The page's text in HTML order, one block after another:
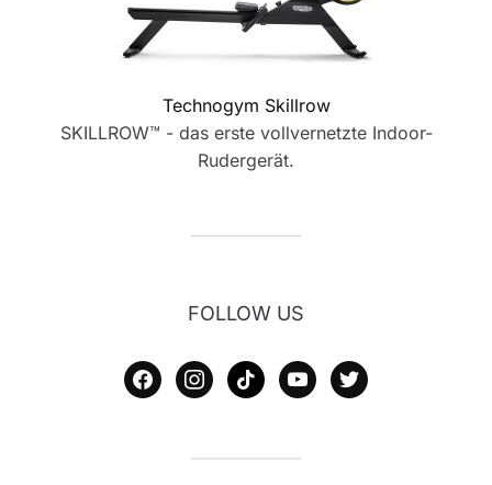
Technogym Skillrow
SKILLROW™ - das erste vollvernetzte Indoor-
Rudergerät.
FOLLOW US
facebookinstagram
tiktok youtubetwitter